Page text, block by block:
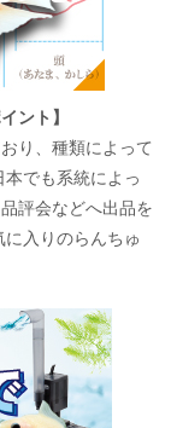
ント】
り、種類によって
でも系統によっ
評会などへ出品を
入りのらんちゅ